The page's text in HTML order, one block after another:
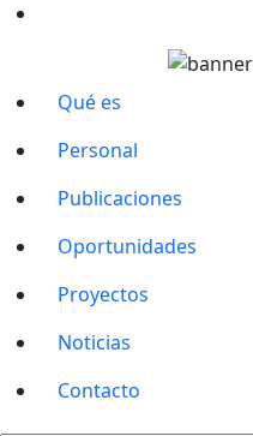
Qué es
Personal
Publicaciones
Oportunidades
Proyectos
Noticias
Contacto